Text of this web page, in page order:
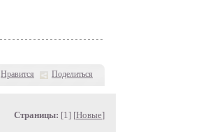
Нравится Поделиться
Страницы: [1] [Новые]